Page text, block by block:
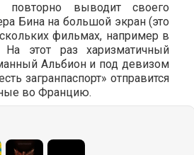
повторно выводит своего
Бина на большой экран (это
фильмах, например в
На этот раз харизматичный
Альбион и под девизом
загранпаспорт» отправится
во Францию.